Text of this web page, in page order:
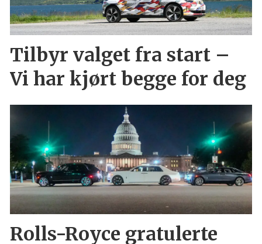
Tilbyr valget fra start –
Vi har kjørt begge for deg
Rolls-Royce gratulerte